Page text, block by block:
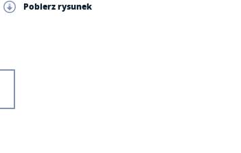
Pobierz rysunek